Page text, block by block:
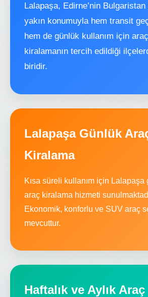
Lalapaşa, Edirne’nin Bulgaristan
yakın konumuyla hem transit
hem de günlük kullanım için araç
kiralamanın tercih edildiği
biridir.
Lalapaşa Günlük
Kiralama
Kısa süreli kullanım için Lalapaşa
araç kiralama hizmeti
Ekonomik, konforlu ve SUV araç
mevcuttur.
Haftalık ve Aylık Araç